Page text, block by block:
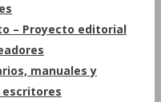
– Proyecto editorial
manuales y
escritores